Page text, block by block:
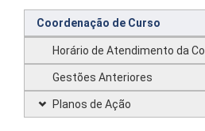
Coordenação de Curso
Horário de Atendimento da
Gestões Anteriores
Planos de Ação